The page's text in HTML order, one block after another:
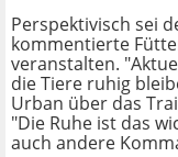
Perspektivisch sei
kommentierte
veranstalten.
die Tiere ruhig
Urban über das
"Die Ruhe ist das
auch andere